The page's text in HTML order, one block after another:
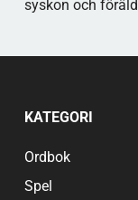
syskon och
KATEGORI
Ordbok
Spel